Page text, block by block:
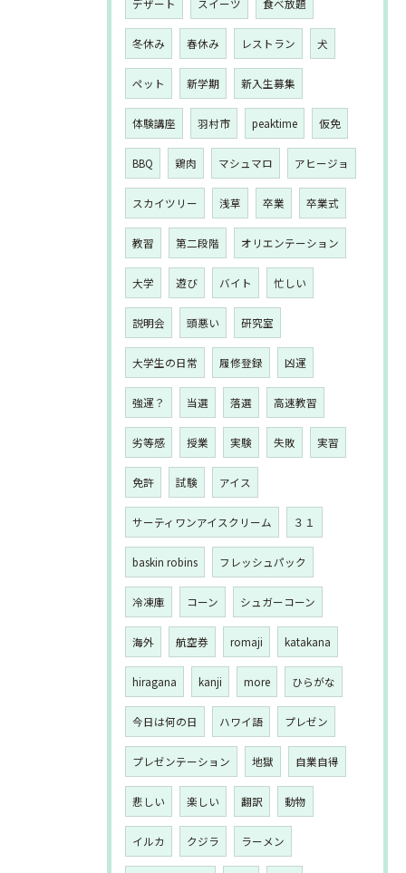
デザート スイーツ 食べ放題
冬休み 春休み レストラン 犬
ペット 新学期 新入生募集
体験講座 羽村市 peaktime 仮免
BBQ 鶏肉 マシュマロ アヒージョ
スカイツリー 浅草 卒業 卒業式
教習 第二段階 オリエンテーション
大学 遊び バイト 忙しい
説明会 頭悪い 研究室
大学生の日常 履修登録 凶運
強運？ 当選 落選 高速教習
劣等感 授業 実験 失敗 実習
免許 試験 アイス
サーティワンアイスクリーム ３１
baskin robins フレッシュパック
冷凍庫 コーン シュガーコーン
海外 航空券 romaji katakana
hiragana kanji more ひらがな
今日は何の日 ハワイ語 プレゼン
プレゼンテーション 地獄 自業自得
悲しい 楽しい 翻訳 動物
イルカ クジラ ラーメン